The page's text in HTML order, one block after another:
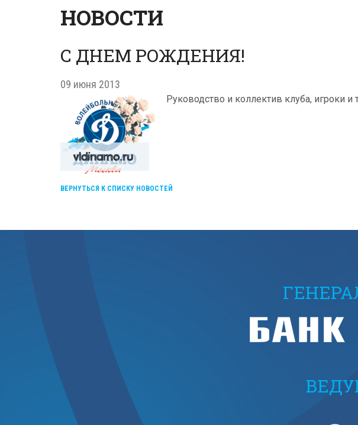
НОВОСТИ
С ДНЕМ РОЖДЕНИЯ!
09 июня 2013
Руководство и коллектив клуба,
ВЕРНУТЬСЯ К СПИСКУ НОВОСТЕЙ